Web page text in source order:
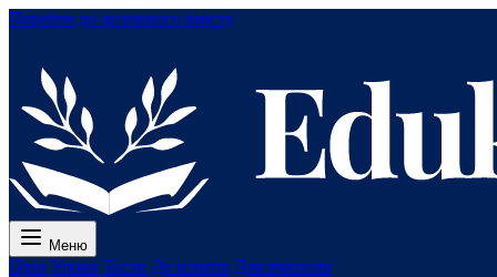
Перейти до основного вмісту
Меню
Ціни Уроки Тести До іспитів Для вчителів